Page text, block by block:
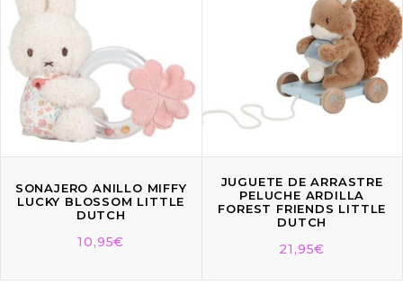
SONAJERO ANILLO MIFFY
LUCKY BLOSSOM LITTLE
DUTCH
10,95€
JUGUETE DE ARRASTRE
PELUCHE ARDILLA
FOREST FRIENDS LITTLE
DUTCH
21,95€